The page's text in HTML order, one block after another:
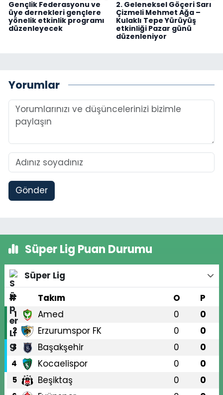
Gençlik Federasyonu ve
üye dernekleri gençlere
yönelik etkinlik programı
düzenleyecek
2. Geleneksel Göçeri Sarı
Çizmeli Mehmet Ağa –
Kulaklı Tepe Yürüyüş
etkinliği Pazar günü
düzenleniyor
Yorumlar
Gönder
Süper Lig Puan Durumu
Süper Lig
#
Takım O P
1 Amed 0 0
2 Erzurumspor FK 0 0
3 Başakşehir 0 0
4 Kocaelispor 0 0
5 Beşiktaş 0 0